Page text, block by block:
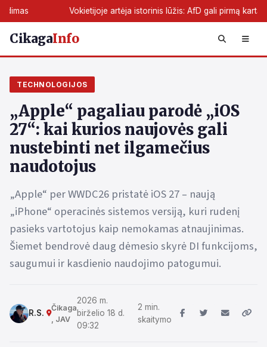
Vokietijoje artėja istorinis lūžis: AfD gali pirmą kartą perimti žemės
CikagaInfo
TECHNOLOGIJOS
„Apple“ pagaliau parodė „iOS
27“: kai kurios naujovės gali
nustebinti net ilgamečius
naudotojus
„Apple“ per WWDC26 pristatė iOS 27 – naują
„iPhone“ operacinės sistemos versiją, kuri rudenį
pasieks vartotojus kaip nemokamas atnaujinimas.
Šiemet bendrovė daug dėmesio skyrė DI funkcijoms,
saugumui ir kasdienio naudojimo patogumui.
R.S.
Čikaga
, JAV
2026 m.
birželio 18 d.
09:32
2 min.
skaitymo